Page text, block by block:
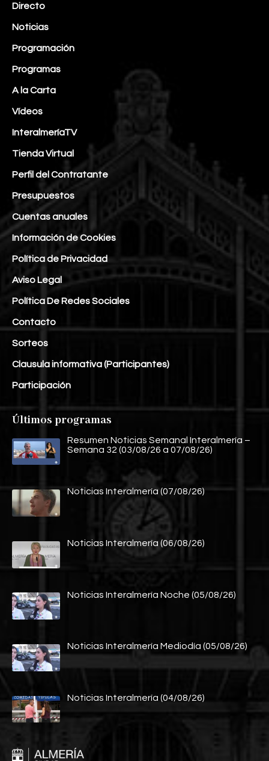
Directo
Noticias
Programación
Programas
A la Carta
Vídeos
InteralmeríaTV
Tienda Virtual
Perfil del Contratante
Presupuestos
Cuentas anuales
Información de Cookies
Política de Privacidad
Aviso Legal
Política De Redes Sociales
Contacto
Sorteos
Clausula informativa (Participantes)
Participación
Últimos programas
Resumen Noticias Semanal Interalmería –
Semana 32 (03/08/26 a 07/08/26)
Noticias Interalmería (07/08/26)
Noticias Interalmería (06/08/26)
Noticias Interalmería Noche (05/08/26)
Noticias Interalmería Mediodía (05/08/26)
Noticias Interalmería (04/08/26)